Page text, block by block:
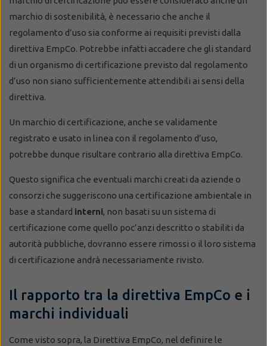
marchio di sostenibilità, è necessario che anche il
regolamento d’uso sia conforme ai requisiti previsti dalla
direttiva EmpCo. Potrebbe infatti accadere che gli standard
di un organismo di certificazione previsto dal regolamento
d’uso non siano sufficientemente attendibili ai sensi della
direttiva.
Un marchio di certificazione, anche se validamente
registrato e usato in linea con il regolamento d’uso,
potrebbe dunque risultare contrario alla direttiva EmpCo.
Questo significa che eventuali marchi creati da aziende o
consorzi che suggeriscono una certificazione ambientale in
base a standard interni, non basati su un sistema di
certificazione come quello poc’anzi descritto o stabiliti da
autorità pubbliche, dovranno essere rimossi o il loro sistema
di certificazione andrà necessariamente rivisto.
Il rapporto tra la direttiva EmpCo e i
marchi individuali
Come visto sopra, la Direttiva EmpCo, nel definire le